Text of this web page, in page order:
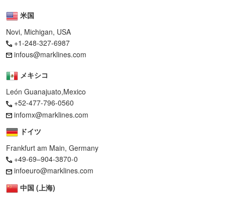
米国
Novi, Michigan, USA
+1-248-327-6987
infous@marklines.com
メキシコ
León Guanajuato,Mexico
+52-477-796-0560
infomx@marklines.com
ドイツ
Frankfurt am Main, Germany
+49-69–904-3870-0
infoeuro@marklines.com
中国 (上海)